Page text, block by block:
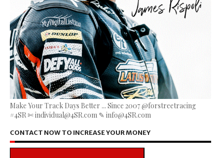
Make Your Track Days Better ... Since 2007 @forstreetracing
#4SR ✄ individual@4SR.com ✎ info@4SR.com
CONTACT NOW TO INCREASE YOUR MONEY